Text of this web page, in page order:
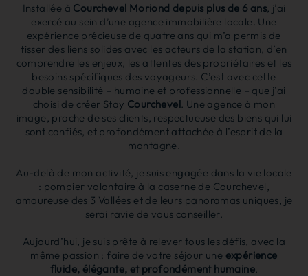
Installée à Courchevel Moriond depuis plus de 6 ans, j’ai
exercé au sein d’une agence immobilière locale. Une
expérience précieuse de quatre ans qui m’a permis de
tisser des liens solides avec les acteurs de la station, d’en
comprendre les enjeux, les attentes des propriétaires et les
besoins spécifiques des voyageurs. C’est avec cette
double sensibilité – humaine et professionnelle – que j’ai
choisi de créer Stay Courchevel. Une agence à mon
image, proche de ses clients, respectueuse des biens qui lui
sont confiés, et profondément attachée à l’esprit de la
montagne.
Au-delà de mon activité, je suis engagée dans la vie locale
: pompier volontaire à la caserne de Courchevel,
amoureuse des 3 Vallées et de leurs panoramas uniques, je
serai ravie de vous conseiller.
Aujourd’hui, je suis prête à relever tous les défis, avec la
même passion : faire de votre séjour une expérience
fluide, élégante, et profondément humaine.